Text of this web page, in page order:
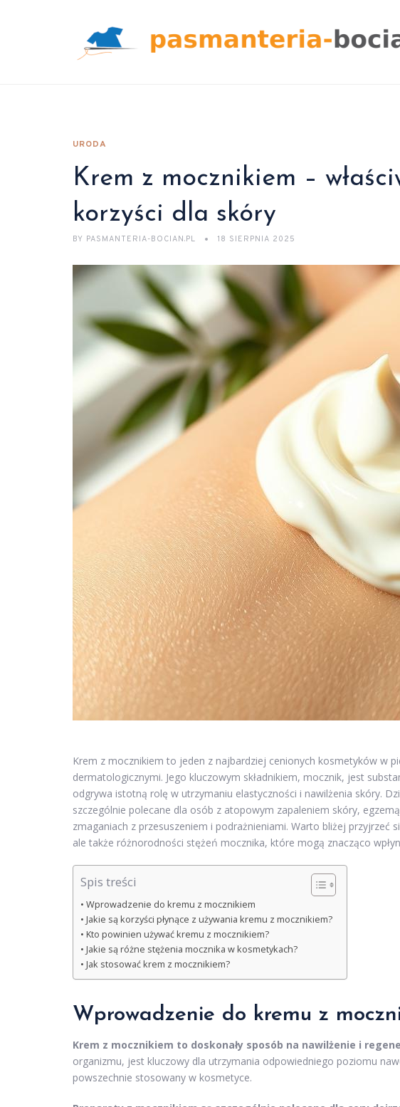
URODA
Krem z mocznikiem –
korzyści dla skóry
BY PASMANTERIA-BOCIAN.PL 18 SIERPNIA 2025
Krem z mocznikiem to jeden z najbardziej cenionych kosmetyków w
dermatologicznymi. Jego kluczowym składnikiem, mocznik, jest
odgrywa istotną rolę w utrzymaniu elastyczności i nawilżenia skóry.
szczególnie polecane dla osób z atopowym zapaleniem skóry,
zmaganiach z przesuszeniem i podrażnieniami. Warto bliżej przyjrzeć
ale także różnorodności stężeń mocznika, które mogą znacząco
Spis treści
Wprowadzenie do kremu z mocznikiem
Jakie są korzyści płynące z używania kremu z mocznikiem?
Kto powinien używać kremu z mocznikiem?
Jakie są różne stężenia mocznika w kosmetykach?
Jak stosować krem z mocznikiem?
Wprowadzenie do kremu z
Krem z mocznikiem to doskonały sposób na nawilżenie i
organizmu, jest kluczowy dla utrzymania odpowiedniego poziomu
powszechnie stosowany w kosmetyce.